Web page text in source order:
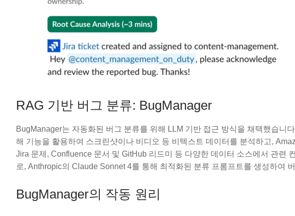
RAG 기반 버그 분류: BugManager
BugManager는 자동화된 버그 분류를 위해 LLM 기반 접근 방식을 채택했습니
해 기능을 활용하여 스크린샷이나 비디오 등 비텍스트 데이터를 분석하고,
Jira 문제, Confluence 문서 및 GitHub 리드미 등 다양한 데이터 소스에서 관련
로, Anthropic의 Claude Sonnet 4를 통해 최적화된 분류 프롬프트를 생성하여
BugManager의 작동 원리